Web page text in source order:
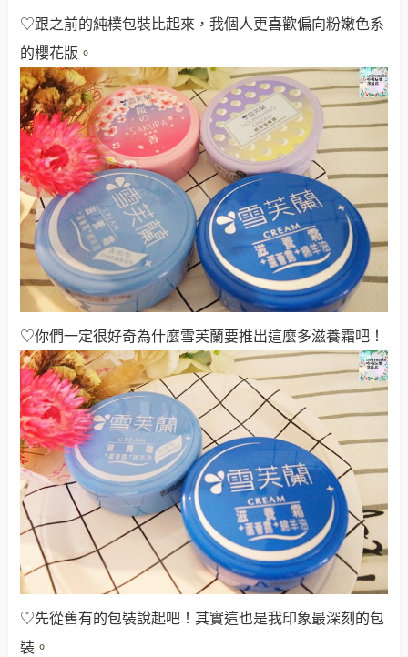
♡跟之前的純樸包裝比起來，我個人更喜歡偏向粉嫩色系
的櫻花版 。
♡你們一定很好奇為什麼雪芙蘭要推出這麼多滋養霜吧！
♡先從舊有的包裝說起吧！其實這也是我印象最深刻的包
裝 。